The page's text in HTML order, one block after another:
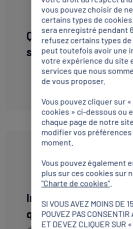
QR Code :
sport.pdf
Infographie : La
quand la rencontre
vous pouvez choisir de
certains types de
sera enregistré pendant
refusez certains types
peut toutefois avoir une
votre expérience du site
services que nous
de vous proposer.
Vous pouvez cliquer sur
cookies » ci-dessous ou
chaque page de notre
modifier vos
moment.
Vous pouvez également
plus sur ces cookies sur
"Charte de cookies".
SI VOUS AVEZ MOINS DE
POUVEZ PAS CONSENTIR
ET DEVEZ CLIQUER SUR